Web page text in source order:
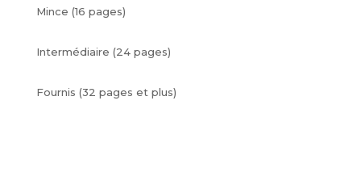
Mince (16 pages)
Intermédiaire (24 pages)
Fournis (32 pages et plus)